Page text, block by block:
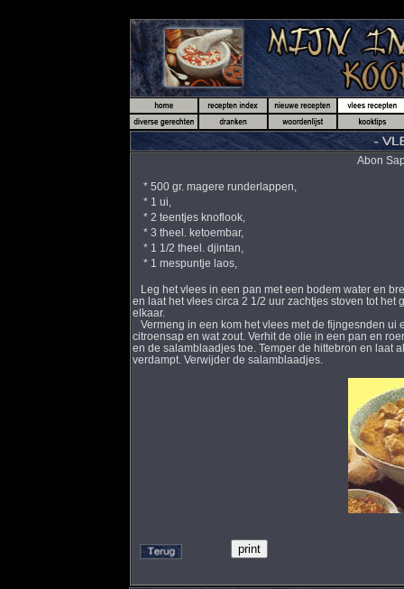
Abon
* 500 gr. magere runderlappen,
* 1 ui,
* 2 teentjes knoflook,
* 3 theel. ketoembar,
* 1 1/2 theel. djintan,
* 1 mespuntje laos,
Leg het vlees in een pan met een bodem water en
en laat het vlees circa 2 1/2 uur zachtjes stoven tot
elkaar.
Vermeng in een kom het vlees met de fijngesnden
citroensap en wat zout. Verhit de olie in een pan en
en de salamblaadjes toe. Temper de hittebron en
verdampt. Verwijder de salamblaadjes.